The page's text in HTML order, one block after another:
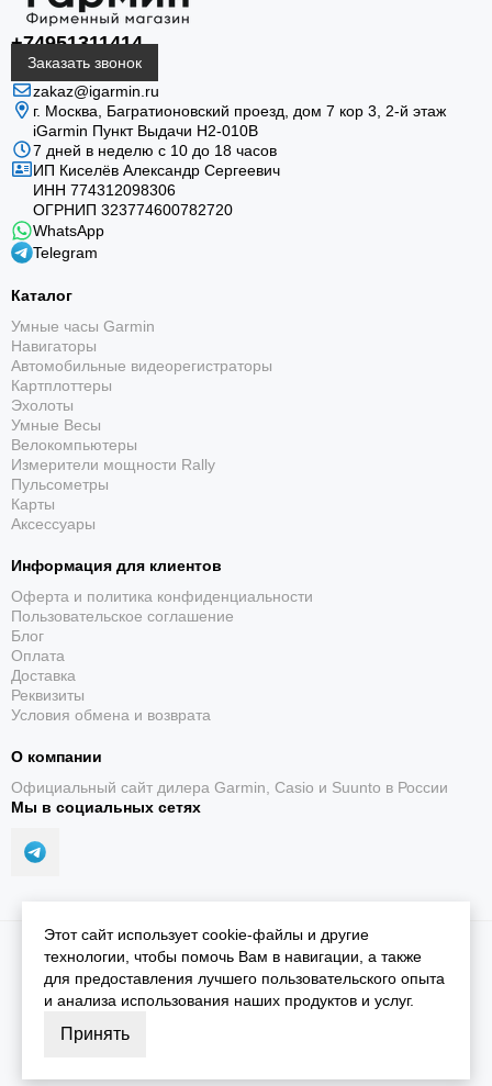
+74951311414
Заказать звонок
zakaz@igarmin.ru
г. Москва, Багратионовский проезд, дом 7 кор 3, 2-й этаж
iGarmin Пункт Выдачи Н2-010В
7 дней в неделю с 10 до 18 часов
ИП Киселёв Александр Сергеевич
ИНН 774312098306
ОГРНИП 323774600782720
WhatsApp
Telegram
Каталог
Умные часы Garmin
Навигаторы
Автомобильные видеорегистраторы
Картплоттеры
Эхолоты
Умные Весы
Велокомпьютеры
Измерители мощности Rally
Пульсометры
Карты
Аксессуары
Информация для клиентов
Оферта и политика конфиденциальности
Пользовательское соглашение
Блог
Оплата
Доставка
Реквизиты
Условия обмена и возврата
О компании
Официальный сайт дилера Garmin, Casio и Suunto в России
Мы в социальных сетях
2026 © iGarmin.Карта сайта
Этот сайт использует cookie-файлы и другие
технологии, чтобы помочь Вам в навигации, а также
для предоставления лучшего пользовательского опыта
и анализа использования наших продуктов и услуг.
Принять